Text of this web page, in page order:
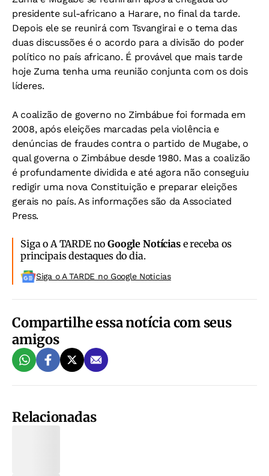
presidente sul-africano a Harare, no final da tarde.
Depois ele se reunirá com Tsvangirai e o tema das
duas discussões é o acordo para a divisão do poder
político no país africano. É provável que mais tarde
hoje Zuma tenha uma reunião conjunta com os dois
líderes.
A coalizão de governo no Zimbábue foi formada em
2008, após eleições marcadas pela violência e
denúncias de fraudes contra o partido de Mugabe, o
qual governa o Zimbábue desde 1980. Mas a coalizão
é profundamente dividida e até agora não conseguiu
redigir uma nova Constituição e preparar eleições
gerais no país. As informações são da Associated
Press.
Siga o A TARDE noGoogle Notíciase receba os
principais destaques do dia.
Siga o A TARDE no Google Noticias
Compartilhe essa notícia com seus
amigos
Relacionadas